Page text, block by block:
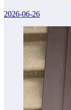
2026-06-26